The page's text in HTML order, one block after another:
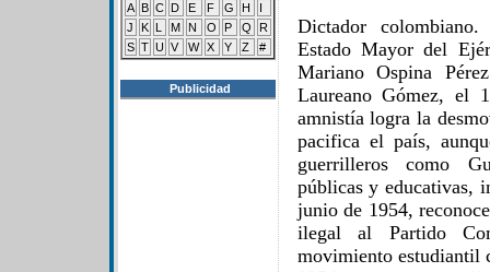
A B C D E F G H
I
J
K L M N O P Q
R
S T U V W X Y Z #
Publicidad
Dictador
Estado Mayor del
Mariano Ospina
Laureano Gómez, el
amnistía logra la
pacifica el país,
guerrilleros como
públicas y educativas,
junio de 1954,
ilegal al Partido
movimiento estudiantil